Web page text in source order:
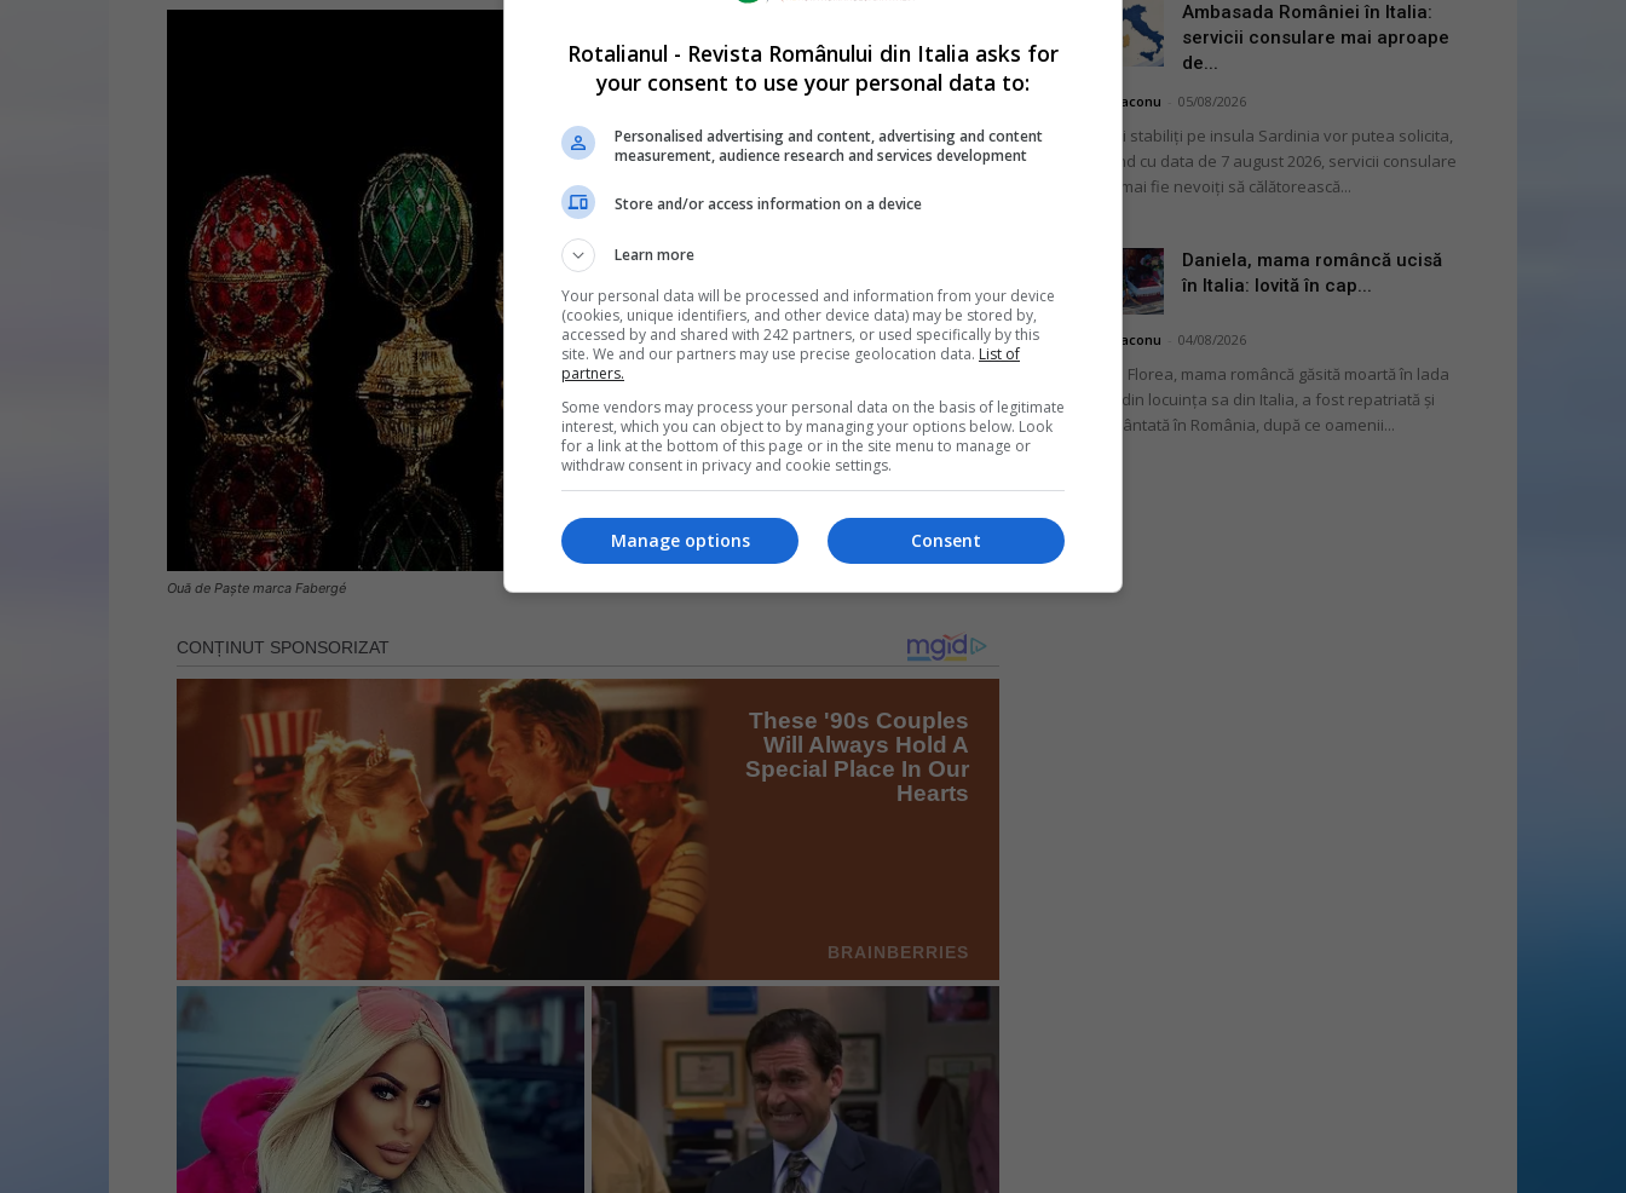
Ouă de Paște marca Fabergé
Ambasada României în Italia:
servicii consulare mai aproape
de...
Mihai Diaconu 05/08/2026
Românii stabiliți pe insula Sardinia vor putea solicita,
începând cu data de 7 august 2026, servicii consulare
fără să mai fie nevoiți să călătorească...
Daniela, mama româncă ucisă
în Italia: lovită în cap...
Mihai Diaconu 04/08/2026
Daniela Florea, mama româncă găsită moartă în lada
patului din locuința sa din Italia, a fost repatriată și
înmormântată în România, după ce oamenii...
Rotalianul - Revista Românului din Italia asks for
your consent to use your personal data to:
Personalised advertising and content, advertising and content
measurement, audience research and services development
Store and/or access information on a device
Learn more
Your personal data will be processed and information from your device
(cookies, unique identifiers, and other device data) may be stored by,
accessed by and shared with 242 partners, or used specifically by this
site. We and our partners may use precise geolocation data. List of
partners.
Some vendors may process your personal data on the basis of legitimate
interest, which you can object to by managing your options below. Look
for a link at the bottom of this page or in the site menu to manage or
withdraw consent in privacy and cookie settings.
Consent
Manage options